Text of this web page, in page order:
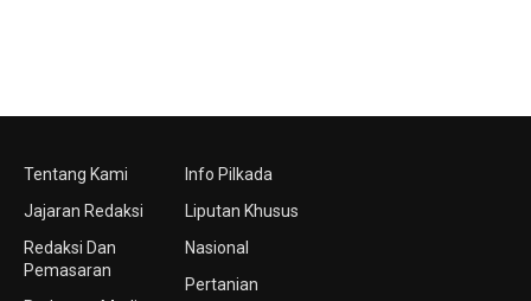
Tentang Kami
Jajaran Redaksi
Redaksi Dan
Pemasaran
Info Pilkada
Liputan Khusus
Nasional
Pertanian